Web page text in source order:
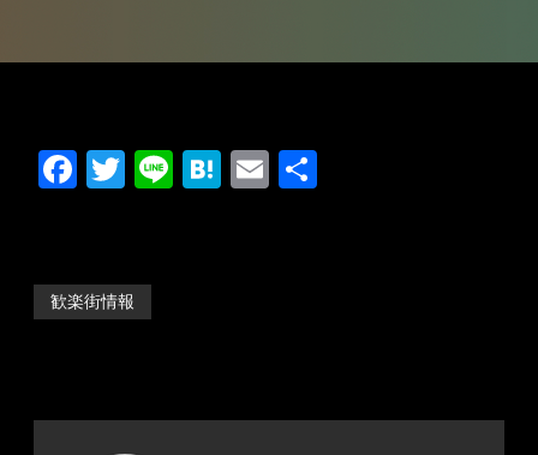
Facebook
Twitter
LineHatena
Email
歓楽街情報